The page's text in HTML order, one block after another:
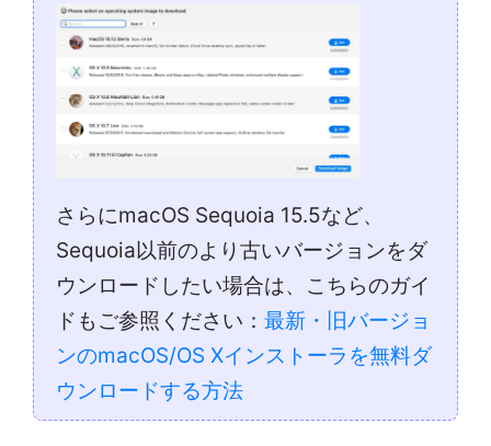
さらにmacOS Sequoia 15.5など、
Sequoia以前のより古いバージョンをダ
ウンロードしたい場合は、こちらのガイ
ドもご参照ください： 最新・旧バージョ
ンのmacOS/OS Xインストーラを無料ダ
ウンロードする方法